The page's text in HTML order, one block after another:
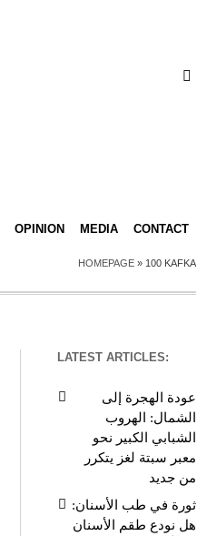
OPINION MEDIA CONTACT
HOMEPAGE » 100 KAFKA
LATEST ARTICLES:
عودة الهجرة إلى
الشمال: الهروب
الشبابي الكبير نحو
معبر سبتة لغز يتكرر
من جديد
ثورة في طب الأسنان:
هل نودع طقم الأسنان